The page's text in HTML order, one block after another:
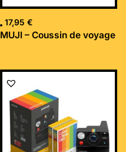
17,95 €
MUJI – Coussin de voyage
Le
initial
était :
169,99 €.
Le